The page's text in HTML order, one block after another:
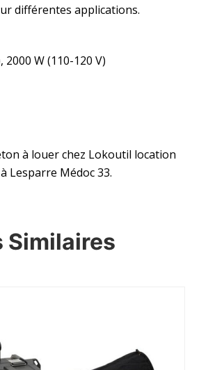
différentes applications.
2000 W (110-120 V)
à louer chez Lokoutil location
Lesparre Médoc 33.
Similaires